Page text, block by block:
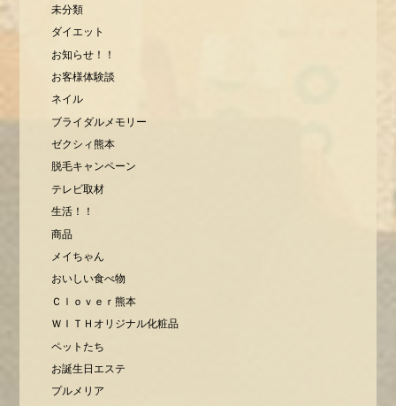
未分類
ダイエット
お知らせ！！
お客様体験談
ネイル
ブライダルメモリー
ゼクシィ熊本
脱毛キャンペーン
テレビ取材
生活！！
商品
メイちゃん
おいしい食べ物
Ｃｌｏｖｅｒ熊本
ＷＩＴＨオリジナル化粧品
ペットたち
お誕生日エステ
プルメリア